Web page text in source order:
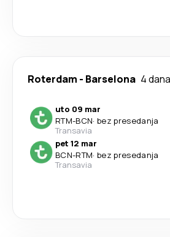
Roterdam - Barselona 4 dana
uto 09 mar
RTM-BCN· bez presedanja
Transavia
pet 12 mar
BCN-RTM· bez presedanja
Transavia